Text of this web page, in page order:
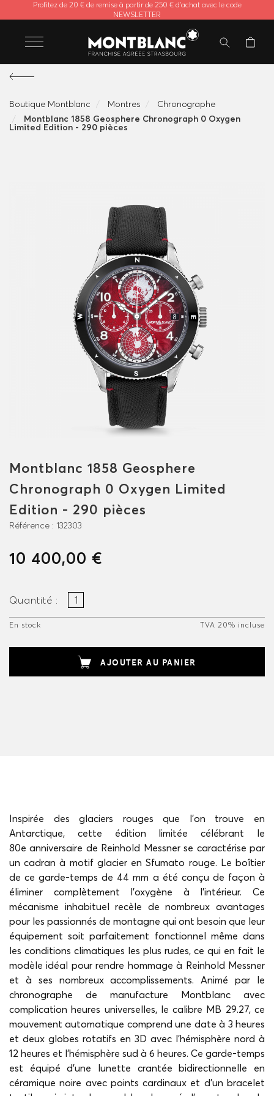
Profitez de 20 € de remise à partir de 250 € d'achat avec le code
NEWSLETTER
Boutique Montblanc Montres
Chronographe
Montblanc 1858 Geosphere Chronograph 0 Oxygen
Limited Edition - 290 pièces
Montblanc 1858 Geosphere
Chronograph 0 Oxygen Limited
Edition - 290 pièces
Référence : 132303
10 400,00 €
Quantité :
En stock TVA 20% incluse
AJOUTER AU PANIER
Inspirée des glaciers rouges que l’on trouve en
Antarctique, cette édition limitée célébrant le
80e anniversaire de Reinhold Messner se caractérise par
un cadran à motif glacier en Sfumato rouge. Le boîtier
de ce garde-temps de 44 mm a été conçu de façon à
éliminer complètement l’oxygène à l’intérieur. Ce
mécanisme inhabituel recèle de nombreux avantages
pour les passionnés de montagne qui ont besoin que leur
équipement soit parfaitement fonctionnel même dans
les conditions climatiques les plus rudes, ce qui en fait le
modèle idéal pour rendre hommage à Reinhold Messner
et à ses nombreux accomplissements. Animé par le
chronographe de manufacture Montblanc avec
complication heures universelles, le calibre MB 29.27, ce
mouvement automatique comprend une date à 3 heures
et deux globes rotatifs en 3D avec l’hémisphère nord à
12 heures et l’hémisphère sud à 6 heures. Ce garde-temps
est équipé d’une lunette crantée bidirectionnelle en
céramique noire avec points cardinaux et d’un bracelet